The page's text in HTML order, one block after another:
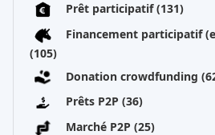
Prêt participatif(131)
Financement participatif
(105)
Donation crowdfunding
Prêts P2P (36)
Marché P2P (25)